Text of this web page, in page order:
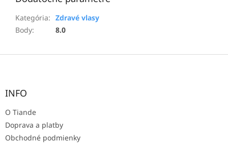
Kategória: Zdravé vlasy
Body: 8.0
Z
INFO
O Tiande
Doprava a platby
Obchodné podmienky